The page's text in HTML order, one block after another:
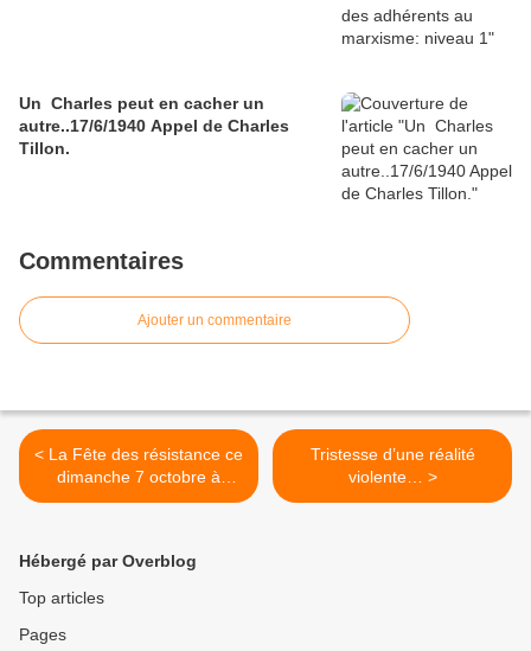
Un Charles peut en cacher un
autre..17/6/1940 Appel de Charles
Tillon.
Commentaires
Ajouter un commentaire
< La Fête des résistance ce
dimanche 7 octobre à
Bollène
Tristesse d’une réalité
violente… >
Hébergé par Overblog
Top articles
Pages